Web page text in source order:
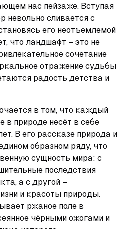
нас пейзаже. Вступая
невольно сливается с
его неотъемлемой
что ландшафт – это не
сочетание
отражение судьбы
радость детства и
в том, что каждый
в природе несёт в себе
В его рассказе природа и
образном ряду, что
сущность мира: с
последствия
а с другой –
и красоты природы.
ржаное поле в
чёрными ожогами и